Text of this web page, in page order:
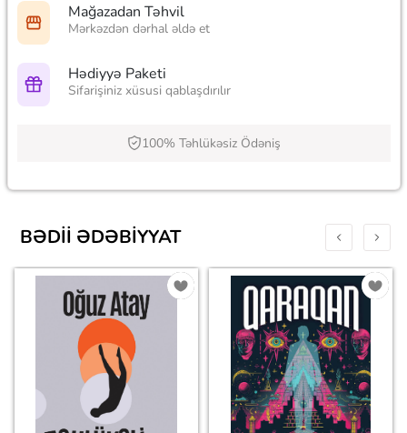
Mağazadan Təhvil
Mərkəzdən dərhal əldə et
Hədiyyə Paketi
Sifarişiniz xüsusi qablaşdırılır
100% Təhlükəsiz Ödəniş
BƏDII ƏDƏBIYYAT